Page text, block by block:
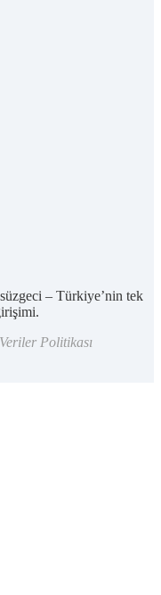
– Türkiye’nin tek
Politikası